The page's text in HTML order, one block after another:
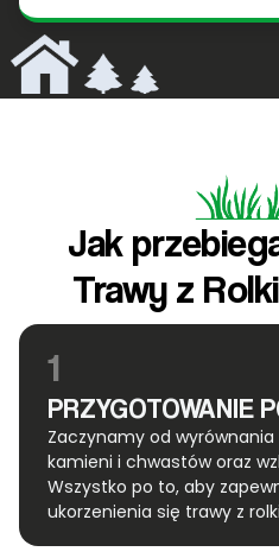
Jak
Trawy z
1
PRZYGOTOWANIE
Zaczynamy od
kamieni i chwastów oraz
Wszystko po to, aby
ukorzenienia się trawy z